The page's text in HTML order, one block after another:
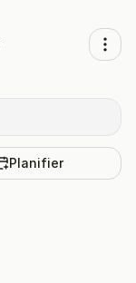
Planifier